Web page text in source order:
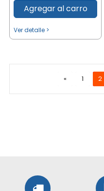
Agregar al carro
Ver detalle >
« 1 2